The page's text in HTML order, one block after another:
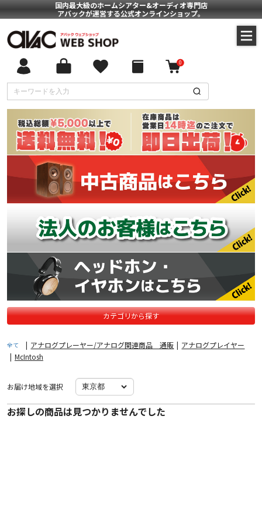
国内最大級のホームシアター&オーディオ専門店
アバックが運営する公式オンラインショップ。
0
カテゴリから探す
全て | アナログプレーヤー/アナログ関連商品 通販 | アナログプレイヤー
| McIntosh
お届け地域を選択
お探しの商品は見つかりませんでした